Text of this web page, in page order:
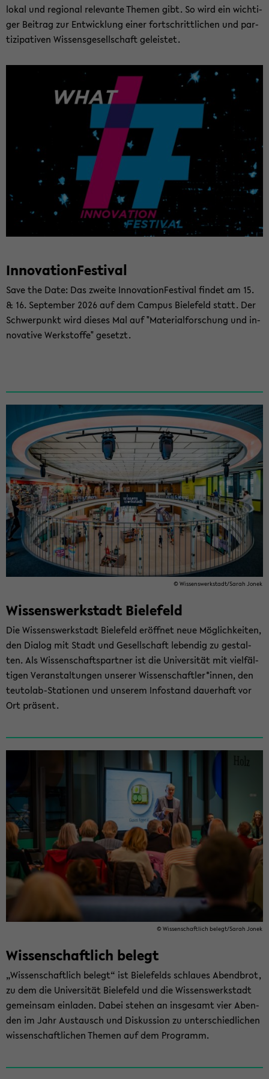
lokal und re­gio­nal re­le­van­te The­men gibt. So wird ein wich­ti­
ger Bei­trag zur Ent­wick­lung einer fort­schritt­li­chen und par­
ti­zi­pa­ti­ven Wis­sens­ge­sell­schaft ge­leis­tet.
In­no­va­ti­on­Fes­ti­val
Save the Date: Das zwei­te In­no­va­ti­on­Fes­ti­val fin­det am 15.
& 16. Sep­tem­ber 2026 auf dem Cam­pus Bie­le­feld statt. Der
Schwer­punkt wird die­ses Mal auf "Ma­te­ri­al­for­schung und in­
no­va­ti­ve Werk­stof­fe" ge­setzt.
© Wis­sens­werk­stadt/Sarah Jonek
Wissenswerkstadt ­Bielefeld
Die Wis­sens­werk­stadt Bie­le­feld er­öff­net neue Mög­lich­kei­ten,
den Dia­log mit Stadt und Ge­sell­schaft le­ben­dig zu ge­stal­
ten. Als Wis­sen­schafts­part­ner ist die Uni­ver­si­tät mit viel­fäl­
ti­gen Ver­an­stal­tun­gen un­se­rer Wis­sen­schaft­ler*innen, den
teutolab-​Stationen und un­se­rem In­fo­stand dau­er­haft vor
Ort prä­sent.
© Wis­sen­schaft­lich be­legt/Sarah Jonek
Wis­sen­schaft­lich be­legt
„Wis­sen­schaft­lich be­legt“ ist Bie­le­felds schlau­es Abend­brot,
zu dem die Uni­ver­si­tät Bie­le­feld und die Wis­sens­werk­stadt
ge­mein­sam ein­la­den. Dabei ste­hen an ins­ge­samt vier Aben­
den im Jahr Aus­tausch und Dis­kus­si­on zu un­ter­schied­li­chen
wis­sen­schaft­li­chen The­men auf dem Pro­gramm.